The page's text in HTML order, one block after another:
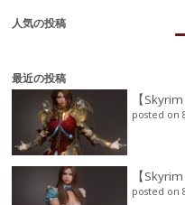
人気の投稿
最近の投稿
【
posted on
【
posted on